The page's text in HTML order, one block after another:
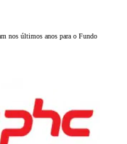
nos últimos anos para o Fundo